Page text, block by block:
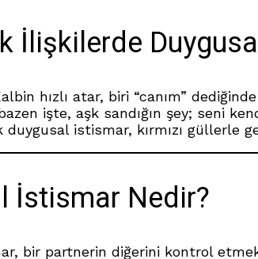
İlişkilerde
hızlı atar, biri “canım”
bazen işte, aşk sandığın şey; seni
istismar, kırmızı güllerle
İstismar Nedir?
bir partnerin diğerini kontrol